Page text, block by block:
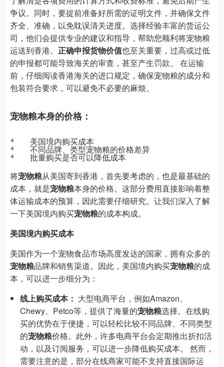
争议。同时，要提前准备好所需的证明文件，并确保文件
齐全、准确，以免耽误清关进度。选择经验丰富的货运公
司，他们会提供专业的建议和指导，帮助您顺利将宠物粮
运送到香港。 正确申报货物价值也至关重要，过高或过低
的申报都可能导致海关的审查，甚至产生罚款。 在运输
前，仔细阅读香港海关的进口规定，确保宠物粮的成分和
包装符合要求，可以避免不必要的麻烦。
宠物粮本身的价格：
*   美国境内购买成本
*   不同品牌、类型宠物粮的价格差异
将宠物粮从美国寄到香港，首先要考虑的，也是最基础的
成本，就是宠物粮本身的价格。这部分费用直接影响着整
体运输成本的预算，因此需要仔细研究。让我们深入了解
一下美国境内购买宠物粮的成本构成。
美国境内购买成本
美国作为一个宠物食品市场高度发达的国家，拥有众多的
宠物粮品牌和销售渠道。因此，美国境内购买宠物粮的成
本，可以进一步细分为：
线上购买成本： 大型电商平台，例如Amazon、
Chewy、Petco等，提供了海量的宠物粮选择。在线购
买的优势在于便捷，可以轻松比较不同品牌、不同类型
的宠物粮价格。此外，许多电商平台会定期推出折扣活
动，以及订阅服务，可以进一步降低购买成本。 然而，
需要注意的是，部分在线商家可能不支持直接国际运